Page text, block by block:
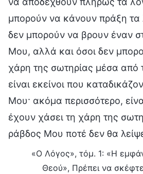
μπορούν να κάνουν πράξη τα
δεν μπορούν να βρουν έναν
Μου, αλλά και όσοι δεν
χάρη της σωτηρίας μέσα από
είναι εκείνοι που
Μου· ακόμα περισσότερο,
έχουν χάσει τη χάρη της
ράβδος Μου ποτέ δεν θα
«Ο Λόγος», τόμ. 1: «Η
Θεού», Πρέπει να